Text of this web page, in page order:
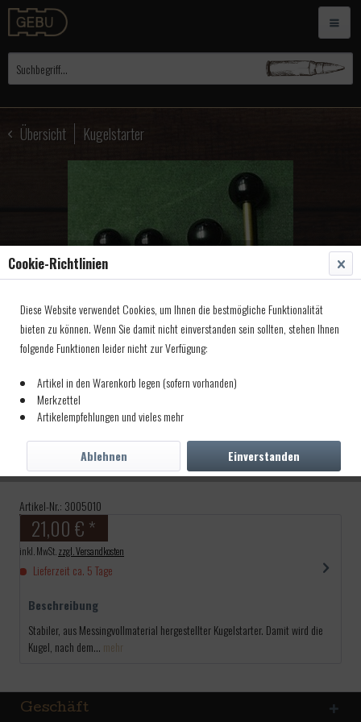
Übersicht Kugelstarter
Kugelstarter 10cm Kal.50
10cmx8mm
Artikel-Nr.: 3005010
21,00 € *
inkl. MwSt. zzgl. Versandkosten
Lieferzeit ca. 5 Tage
Beschreibung
Stabiler, aus Messingvollmaterial hergestellter Kugelstarter. Damit wird die
Kugel, nach dem... mehr
Geschäft
Cookie-Richtlinien
Diese Website verwendet Cookies, um Ihnen die bestmögliche Funktionalität
bieten zu können. Wenn Sie damit nicht einverstanden sein sollten, stehen Ihnen
folgende Funktionen leider nicht zur Verfügung:
Artikel in den Warenkorb legen (sofern vorhanden)
Merkzettel
Artikelempfehlungen und vieles mehr
Einverstanden
Ablehnen